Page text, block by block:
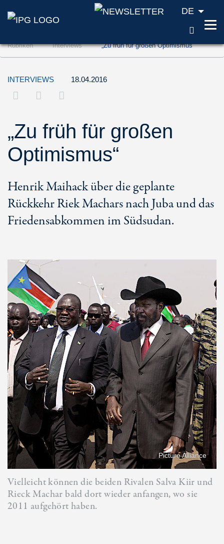
Zum Inhalt springen (Accesskey '1')
Zur Suche springen (Accesskey '2')
Zur Navigation springen (Accesskey '3')
DE
Rubriken Interviews „Zu früh für großen Optimismus“
INTERVIEWS 18.04.2016
„Zu früh für großen
Optimismus“
Henrik Maihack über die geplante
Rückkehr Riek Machars nach Juba und das
Friedensabkommen im Südsudan.
Picture Alliance
Vielleicht können die beiden Rivalen Salva Kiir und
Rieck Machar bald dort wieder anfangen, wo sie
2011 aufgehört haben.